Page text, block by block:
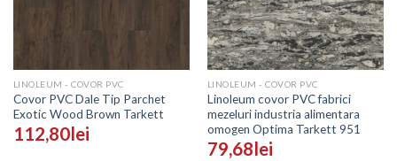
LINOLEUM - COVOR PVC
Covor PVC Dale Tip Parchet
Exotic Wood Brown Tarkett
112,80lei
LINOLEUM - COVOR PVC
Linoleum covor PVC fabrici
mezeluri industria alimentara
omogen Optima Tarkett 951
79,68 lei